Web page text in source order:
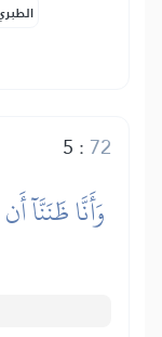
5 : 72
وَأَنَّا ظَنَنَّآ